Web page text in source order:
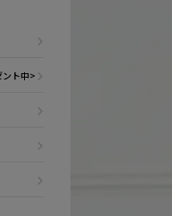
ト中>